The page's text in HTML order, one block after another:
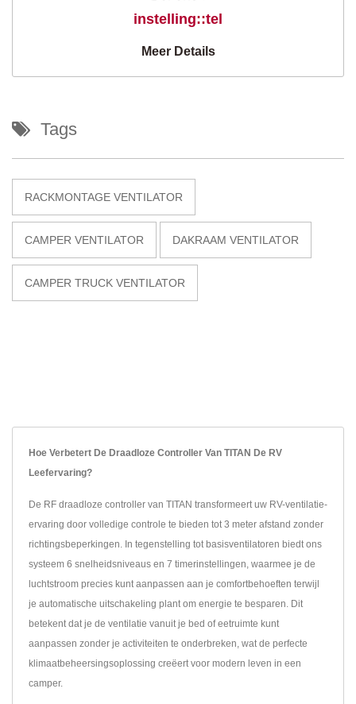
instelling::tel
Meer Details
Tags
RACKMONTAGE VENTILATOR
CAMPER VENTILATOR DAKRAAM VENTILATOR
CAMPER TRUCK VENTILATOR
Hoe Verbetert De Draadloze Controller Van TITAN De RV
Leefervaring?
De RF draadloze controller van TITAN transformeert uw RV-ventilatie-
ervaring door volledige controle te bieden tot 3 meter afstand zonder
richtingsbeperkingen. In tegenstelling tot basisventilatoren biedt ons
systeem 6 snelheidsniveaus en 7 timerinstellingen, waarmee je de
luchtstroom precies kunt aanpassen aan je comfortbehoeften terwijl
je automatische uitschakeling plant om energie te besparen. Dit
betekent dat je de ventilatie vanuit je bed of eetruimte kunt
aanpassen zonder je activiteiten te onderbreken, wat de perfecte
klimaatbeheersingsoplossing creëert voor modern leven in een
camper.